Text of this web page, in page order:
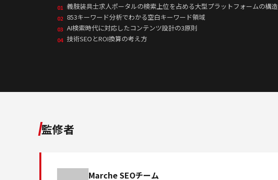
01 義肢装具士求人ポータルの検索上位を占める大型プラットフォームの構造
02 853キーワード分析でわかる空白キーワード領域
03 AI検索時代に対応したコンテンツ設計の3原則
04 技術SEOとROI換算の考え方
監修者
Marche SEOチーム